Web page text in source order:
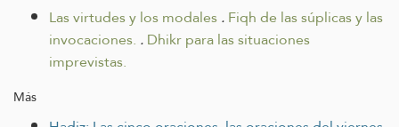
Las virtudes y los modales.Fiqh de las súplicas y las
invocaciones. .Dhikr para las situaciones
imprevistas.
Más